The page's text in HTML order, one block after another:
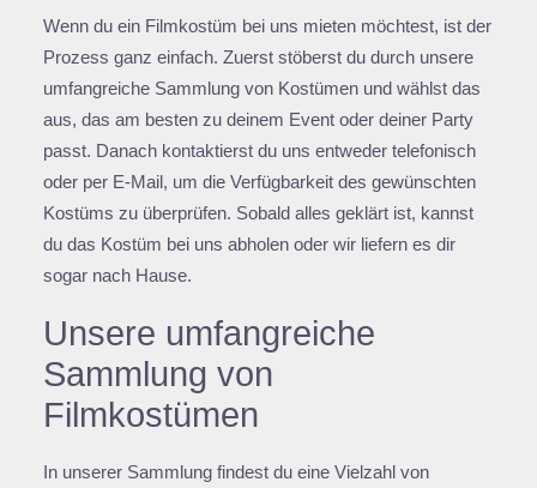
Wenn du ein Filmkostüm bei uns mieten möchtest, ist der
Prozess ganz einfach. Zuerst stöberst du durch unsere
umfangreiche Sammlung von Kostümen und wählst das
aus, das am besten zu deinem Event oder deiner Party
passt. Danach kontaktierst du uns entweder telefonisch
oder per E-Mail, um die Verfügbarkeit des gewünschten
Kostüms zu überprüfen. Sobald alles geklärt ist, kannst
du das Kostüm bei uns abholen oder wir liefern es dir
sogar nach Hause.
Unsere umfangreiche
Sammlung von
Filmkostümen
In unserer Sammlung findest du eine Vielzahl von